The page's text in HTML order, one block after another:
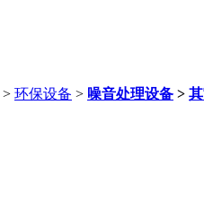
> 环保设备 > 噪音处理设备 >